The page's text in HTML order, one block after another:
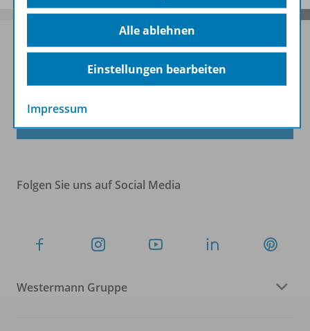
Sofort profitieren
Folgen Sie uns auf Social Media
Westermann Gruppe
Alle ablehnen
Einstellungen bearbeiten
Impressum